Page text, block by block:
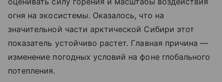
огня на экосистемы. Оказалось, что на
значительной части арктической Сибири этот
показатель устойчиво растет. Главная причина —
изменение погодных условий на фоне глобального
потепления.